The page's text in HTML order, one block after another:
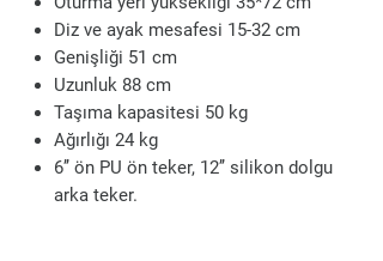
Diz ve ayak mesafesi 15-32 cm
Genişliği 51 cm
Uzunluk 88 cm
Taşıma kapasitesi 50 kg
Ağırlığı 24 kg
6’’ ön PU ön teker, 12’’ silikon dolgu
arka teker.